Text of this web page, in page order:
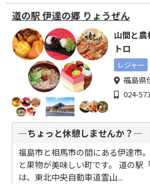
道の駅 伊達の郷 りょうぜん
山間と農
トロ
レジャー
福島県
024-
―ちょっと休憩しませんか？―
福島市と相馬市の間にある伊達市
と果物が美味しい町です。 道の駅
は、東北中央自動車道霊山...